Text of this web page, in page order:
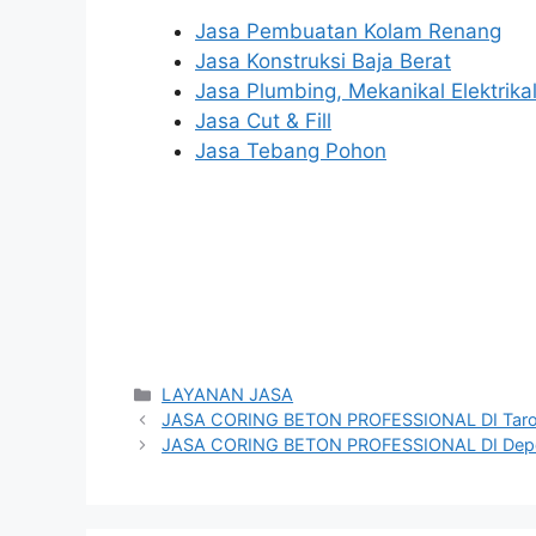
Jasa Pembuatan Kolam Renang
Jasa Konstruksi Baja Berat
Jasa Plumbing, Mekanikal Elektrikal
Jasa Cut & Fill
Jasa Tebang Pohon
Categories
LAYANAN JASA
JASA CORING BETON PROFESSIONAL DI
JASA CORING BETON PROFESSIONAL DI